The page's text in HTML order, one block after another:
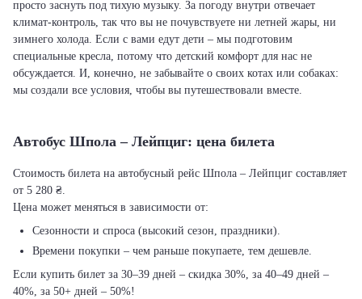
просто заснуть под тихую музыку. За погоду внутри отвечает
климат-контроль, так что вы не почувствуете ни летней жары, ни
зимнего холода. Если с вами едут дети – мы подготовим
специальные кресла, потому что детский комфорт для нас не
обсуждается. И, конечно, не забывайте о своих котах или собаках:
мы создали все условия, чтобы вы путешествовали вместе.
Автобус Шпола – Лейпциг: цена билета
Стоимость билета на автобусный рейс Шпола – Лейпциг составляет
от 5 280 ₴.
Цена может меняться в зависимости от:
Сезонности и спроса (высокий сезон, праздники).
Времени покупки – чем раньше покупаете, тем дешевле.
Если купить билет за 30–39 дней – скидка 30%, за 40–49 дней –
40%, за 50+ дней – 50%!